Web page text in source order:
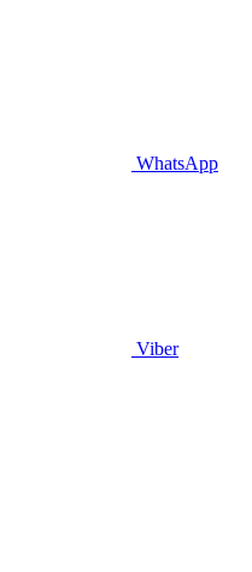
WhatsApp
Viber